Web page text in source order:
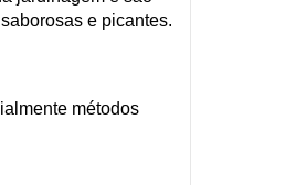
e picantes.
métodos